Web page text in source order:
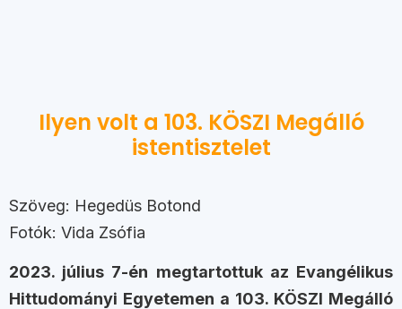
Ilyen volt a 103. KÖSZI Megálló
istentisztelet
Szöveg: Hegedüs Botond
Fotók: Vida Zsófia
2023. július 7-én megtartottuk az Evangélikus
Hittudományi Egyetemen a 103. KÖSZI Megálló